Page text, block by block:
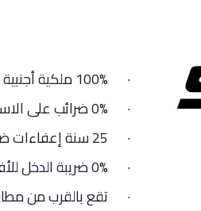
· 100% ملكية أجنبية
· 0% ضرائب على الاستيراد والتصدير.
· 25 سنة إعفاءات ضريبية.
· 0% ضريبة الدخل للأفراد.
· تقع بالقرب من